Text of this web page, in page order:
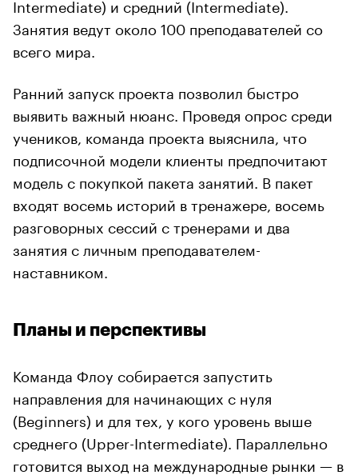
Intermediate) и средний (Intermediate).
Занятия ведут около 100 преподавателей со
всего мира.
Ранний запуск проекта позволил быстро
выявить важный нюанс. Проведя опрос среди
учеников, команда проекта выяснила, что
подписочной модели клиенты предпочитают
модель с покупкой пакета занятий. В пакет
входят восемь историй в тренажере, восемь
разговорных сессий с тренерами и два
занятия с личным преподавателем-
наставником.
Планы и перспективы
Команда Флоу собирается запустить
направления для начинающих с нуля
(Beginners) и для тех, у кого уровень выше
среднего (Upper-Intermediate). Параллельно
готовится выход на международные рынки — в